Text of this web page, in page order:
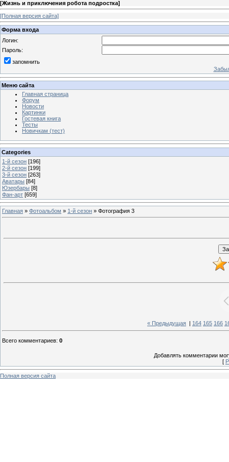
[Жизнь и приключения робота подростка]
[Полная версия сайта]
Форма входа
Логин:
Пароль:
запомнить
Меню сайта
Главная страница
Форум
Новости
Картинки
Гостевая книга
Тесты
Новичкам (тест)
Categories
1-й сезон [196]
2-й сезон [199]
3-й сезон [263]
Аватары [84]
Юзербары [8]
Фан-арт [659]
Главная » Фотоальбом » 1-й сезон » Фотография 3
« Предыдущая | 164 165 166
Всего комментариев: 0
Добавлять комментарии
[
Полная версия сайта